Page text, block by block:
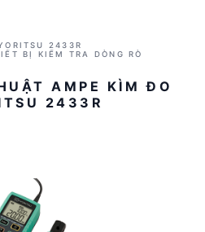
2433R
BỊ KIỂM TRA DÒNG RÒ
AMPE KÌM ĐO
2433R